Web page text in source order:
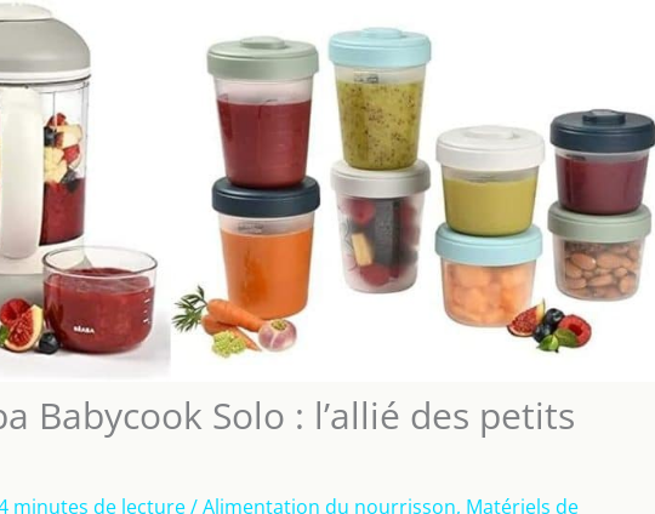
Babycook Solo : l’allié des petits
minutes de lecture/Alimentation du nourrisson, Matériels de